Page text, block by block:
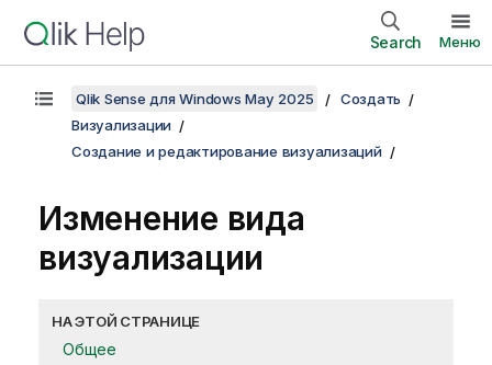
Search Меню
Qlik Sense для Windows May 2025
Создать
Визуализации
Создание и редактирование визуализаций
Изменение вида
визуализации
НА ЭТОЙ СТРАНИЦЕ
Общее